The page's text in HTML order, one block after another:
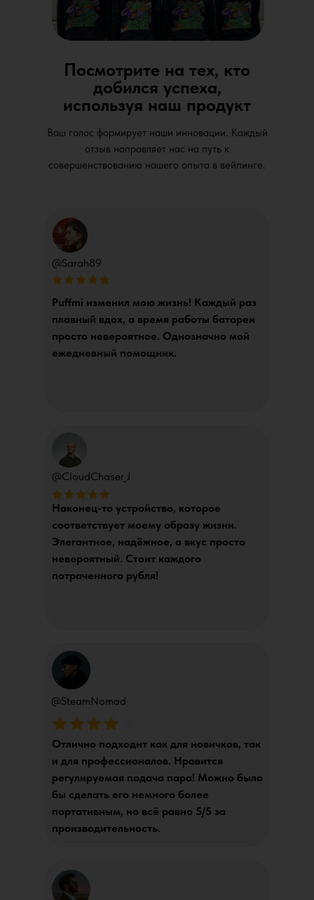
Посмотрите на тех, кто
добился успеха,
используя наш продукт
@Sarah89
Puffmi изменил мою жизнь! Каждый раз
плавный вдох, а время работы батареи
просто невероятное. Однозначно мой
ежедневный помощник.
@CloudChaser_J
Наконец-то устройство, которое
соответствует моему образу жизни.
Элегантное, надёжное, а вкус просто
невероятный. Стоит каждого
потраченного рубля!
@SteamNomad
Отлично подходит как для новичков, так
и для профессионалов. Нравится
регулируемая подача пара! Можно было
бы сделать его немного более
портативным, но всё равно 5/5 за
производительность.
Ваш голос формирует наши инновации. Каждый
отзыв направляет нас на путь к
совершенствованию нашего опыта в вейпинге.